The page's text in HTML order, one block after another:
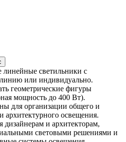
светильники с
или индивидуально.
геометрические фигуры
мощность до 400 Вт).
для организации общего и
архитектурного освещения.
дизайнерам и архитекторам,
световыми решениями и